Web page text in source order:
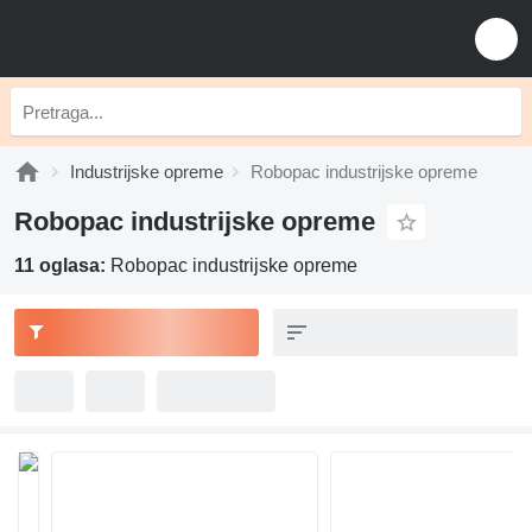
Industrijske opreme Robopac industrijske opreme
Robopac industrijske opreme
11 oglasa: Robopac industrijske opreme